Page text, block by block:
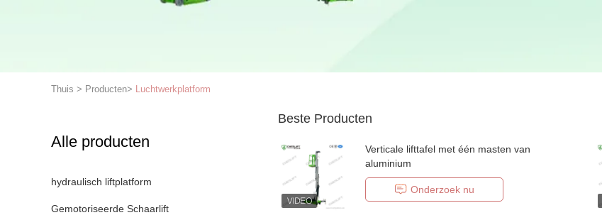
Thuis > Producten> Luchtwerkplatform
Alle producten
hydraulisch liftplatform
Gemotoriseerde Schaarlift
Beste Producten
Verticale lifttafel met één masten van
aluminium
Onderzoek nu